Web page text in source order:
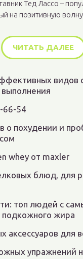
Тед Лассо –
на позитивную
ЧИТАТЬ ДАЛЕЕ
видов
выполнения
66-54
о похудении и
whey от maxler
блюд, для
топ людей с
жира
аксессуаров для
упражнений